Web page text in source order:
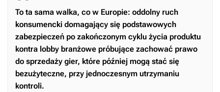
To ta sama walka, co w Europie: oddolny ruch
konsumencki domagający się podstawowych
zabezpieczeń po zakończonym cyklu życia produktu
kontra lobby branżowe próbujące zachować prawo
do sprzedaży gier, które później mogą stać się
bezużyteczne, przy jednoczesnym utrzymaniu
kontroli.